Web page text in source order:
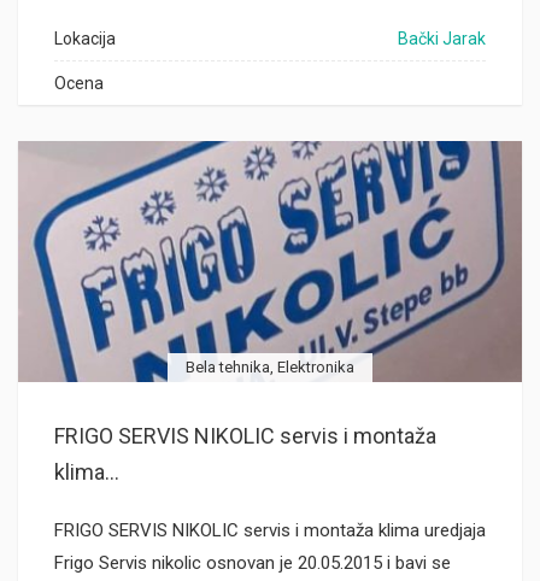
Lokacija Bački Jarak
Ocena
Bela tehnika, Elektronika
FRIGO SERVIS NIKOLIC servis i montaža
klima...
FRIGO SERVIS NIKOLIC servis i montaža klima uredjaja
Frigo Servis nikolic osnovan je 20.05.2015 i bavi se